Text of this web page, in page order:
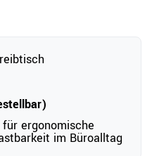
ergonomische
im Büroalltag